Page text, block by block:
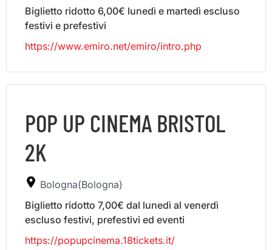
Biglietto ridotto 6,00€ lunedì e martedì escluso
festivi e prefestivi
https://www.emiro.net/emiro/intro.php
POP UP CINEMA BRISTOL
2K
Bologna(Bologna)
Biglietto ridotto 7,00€ dal lunedì al venerdì
escluso festivi, prefestivi ed eventi
https://popupcinema.18tickets.it/